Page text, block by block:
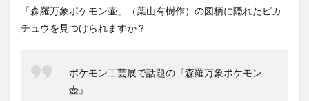
「森羅万象ポケモン壷」（葉山有樹作）の図柄に隠れたピカ
チュウを見つけられますか？
ポケモン工芸展で話題の『森羅万象ポケモン
壺』